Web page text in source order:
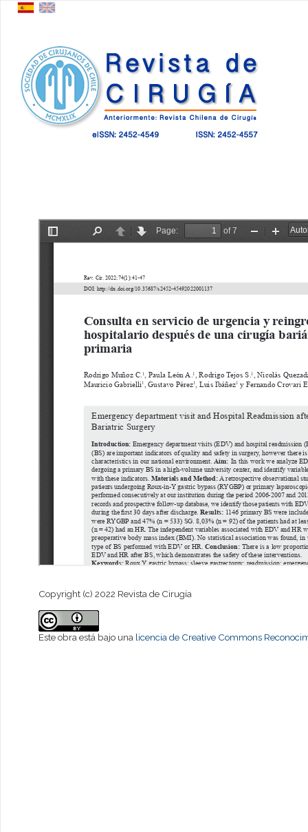
Copyright (c) 2022 Revista de Cirugía
Este obra está bajo una licencia de Creative Commons